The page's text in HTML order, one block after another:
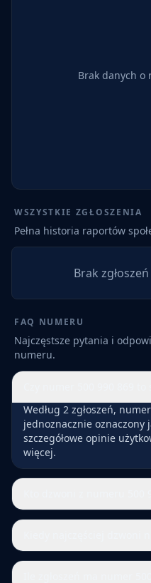
Brak danych o
WSZYSTKIE ZGŁOSZENIA
Pełna historia raportów
Brak
FAQ NUMERU
Najczęstsze pytania i
numeru.
Według 2 zgłoszeń,
jednoznacznie oznaczony
szczegółowe opinie
więcej.